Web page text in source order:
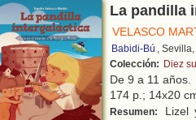
La pandilla
VELASCO
Babidi-Bú ,
Colección: Diez
De 9 a 11 años.
174 p.; 14x20
Resumen:
Lizel